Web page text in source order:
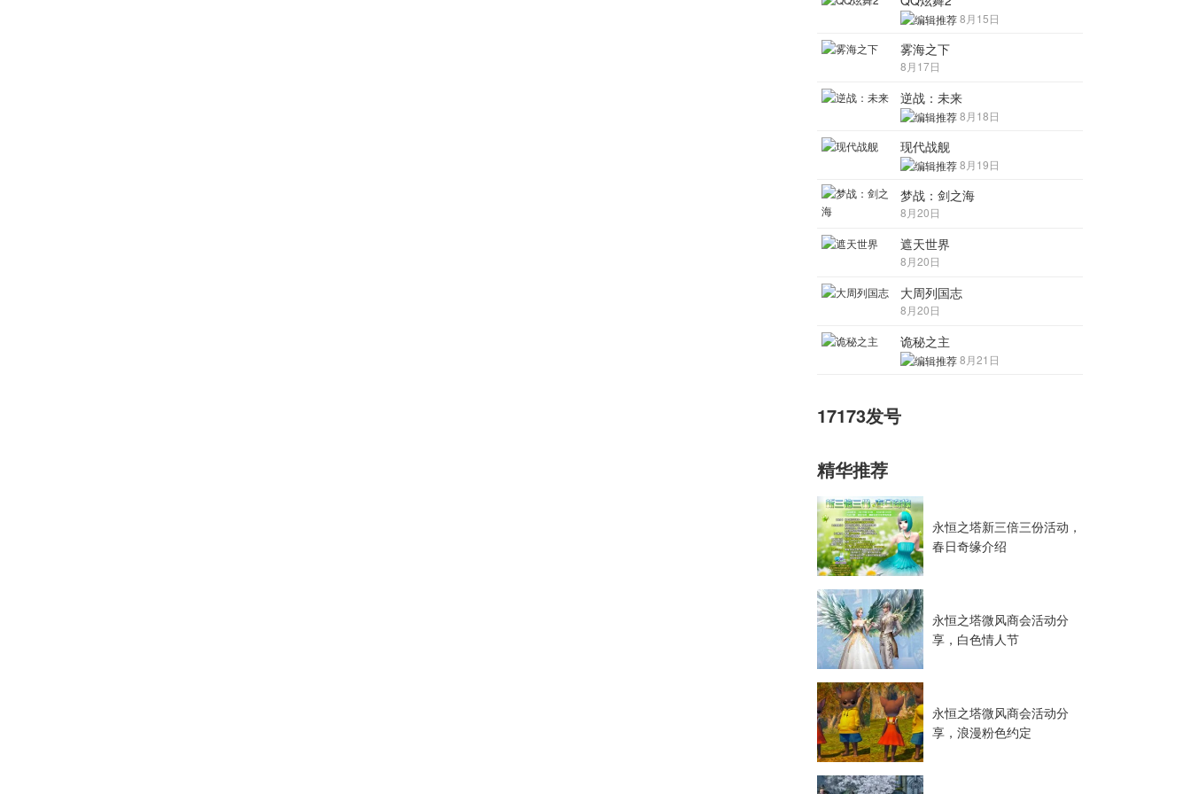
8月15日
雾海之下
8月17日
逆战：未来
8月18日
现代战舰
8月19日
梦战：剑之海
8月20日
遮天世界
8月20日
大周列国志
8月20日
诡秘之主
8月21日
17173发号
精华推荐
永恒之塔新三倍三份活动，
春日奇缘介绍
永恒之塔微风商会活动分
享，白色情人节
永恒之塔微风商会活动分
享，浪漫粉色约定